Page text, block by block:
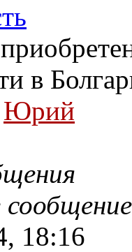
в
Юрий
сообщение
18:16